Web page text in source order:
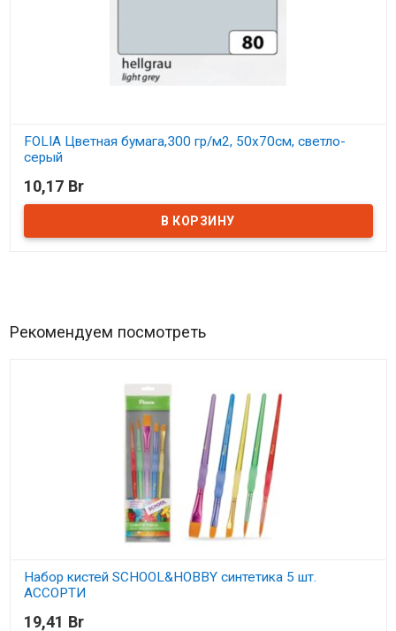
FOLIA Цветная бумага,300 гр/м2, 50х70см, светло-
серый
В наличии
10,17 Br
Рекомендуем посмотреть
Набор кистей SCHOOL&HOBBY синтетика 5 шт.
АССОРТИ
В наличии
19,41 Br